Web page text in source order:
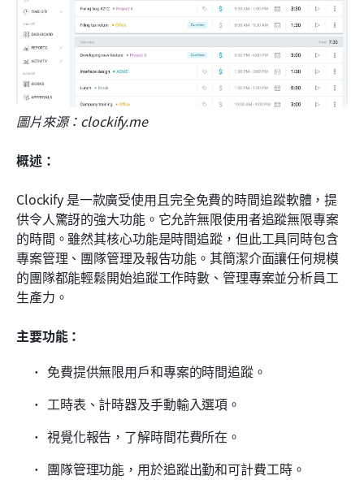
圖片來源：clockify.me
概述：
Clockify 是一款廣受使用且完全免費的時間追蹤軟體，提
供令人驚訝的強大功能。它允許無限使用者追蹤無限專案
的時間。雖然其核心功能是時間追蹤，但此工具同時包含
專案管理、團隊管理及報告功能。其簡潔介面讓任何規模
的團隊都能輕鬆開始追蹤工作時數、管理專案並分析員工
生產力。
主要功能：
免費提供無限用戶和專案的時間追蹤。
工時表、計時器及手動輸入選項。
視覺化報告，了解時間花費所在。
團隊管理功能，用於追蹤出勤和可計費工時。